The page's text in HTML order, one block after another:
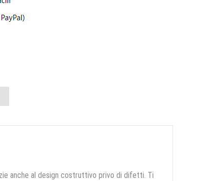
anche al design costruttivo privo di difetti. Ti